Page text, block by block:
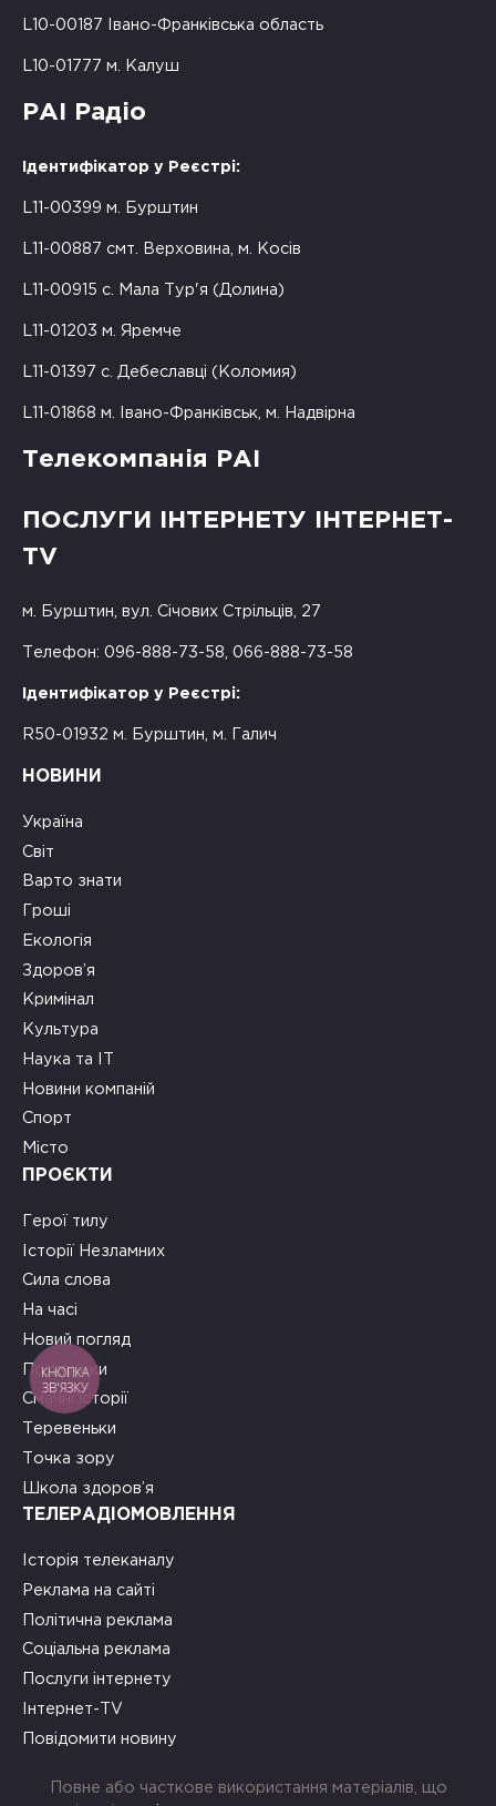
L10-00187 Івано-Франківська область
L10-01777 м. Калуш
РАІ Радіо
Ідентифікатор у Реєстрі:
L11-00399 м. Бурштин
L11-00887 смт. Верховина, м. Косів
L11-00915 с. Мала Тур'я (Долина)
L11-01203 м. Яремче
L11-01397 с. Дебеславці (Коломия)
L11-01868 м. Івано-Франківськ, м. Надвірна
Телекомпанія РАІ
ПОСЛУГИ ІНТЕРНЕТУ ІНТЕРНЕТ-
TV
м. Бурштин, вул. Січових Стрільців, 27
Телефон: 096-888-73-58, 066-888-73-58
Ідентифікатор у Реєстрі:
R50-01932 м. Бурштин, м. Галич
НОВИНИ
Україна
Світ
Варто знати
Гроші
Екологія
Здоров’я
Кримінал
Культура
Наука та ІТ
Новини компаній
Спорт
Місто
ПРОЄКТИ
Герої тилу
Історії Незламних
Сила слова
На часі
Новий погляд
Подружки
Смачні історії
Теревеньки
Точка зору
Школа здоров’я
ТЕЛЕРАДІОМОВЛЕННЯ
Історія телеканалу
Реклама на сайті
Політична реклама
Соціальна реклама
Послуги інтернету
Інтернет-TV
Повідомити новину
Повне або часткове використання матеріалів, що
КНОПКА
ЗВ'ЯЗКУ